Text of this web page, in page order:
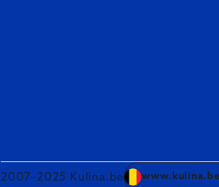
2007–2025 Kulina.be www.kulina.be